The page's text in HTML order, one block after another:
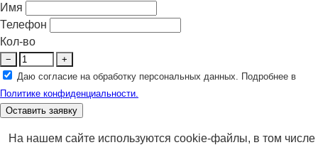
Имя
Телефон
Кол-во
−
+
Даю согласие на обработку персональных данных. Подробнее в
Политике конфиденциальности.
Оставить заявку
На нашем сайте используются cookie-файлы, в том числе